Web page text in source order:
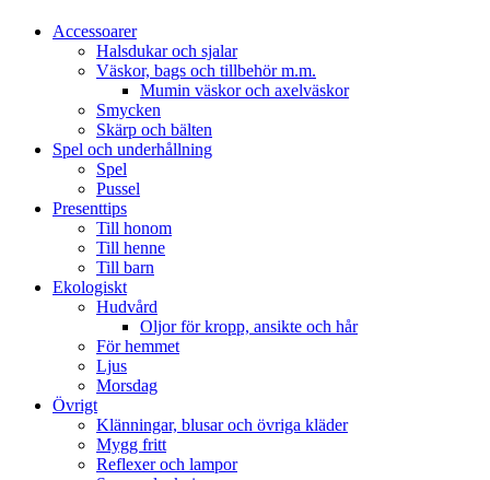
Accessoarer
Halsdukar och sjalar
Väskor, bags och tillbehör m.m.
Mumin väskor och axelväskor
Smycken
Skärp och bälten
Spel och underhållning
Spel
Pussel
Presenttips
Till honom
Till henne
Till barn
Ekologiskt
Hudvård
Oljor för kropp, ansikte och hår
För hemmet
Ljus
Morsdag
Övrigt
Klänningar, blusar och övriga kläder
Mygg fritt
Reflexer och lampor